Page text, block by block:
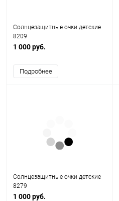
Солнцезащитные очки детские
8209
1 000 руб.
Подробнее
Солнцезащитные очки детские
8279
1 000 руб.